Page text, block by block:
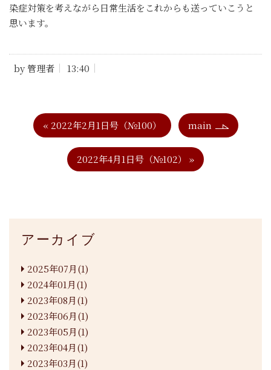
染症対策を考えながら日常生活をこれからも送っていこうと
思います。
by管理者 13:40
« 2022年2月1日号（№100） main
2022年4月1日号（№102） »
アーカイブ
2025年07月(1)
2024年01月(1)
2023年08月(1)
2023年06月(1)
2023年05月(1)
2023年04月(1)
2023年03月(1)